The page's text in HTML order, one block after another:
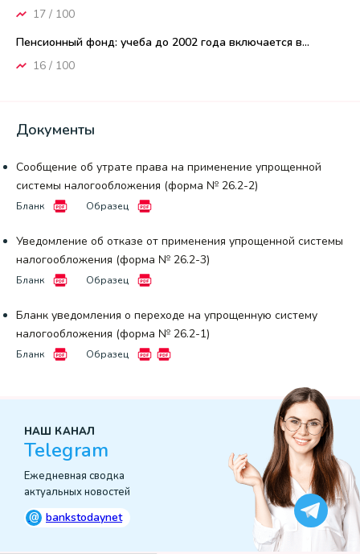
17 / 100
Пенсионный фонд: учеба до 2002 года включается в...
16 / 100
Документы
Сообщение об утрате права на применение упрощенной
системы налогообложения (форма № 26.2-2)
Бланк Образец
Уведомление об отказе от применения упрощенной системы
налогообложения (форма № 26.2-3)
Бланк Образец
Бланк уведомления о переходе на упрощенную систему
налогообложения (форма № 26.2-1)
Бланк Образец
НАШ КАНАЛ
Telegram
Ежедневная сводка
актуальных новостей
@ bankstodaynet